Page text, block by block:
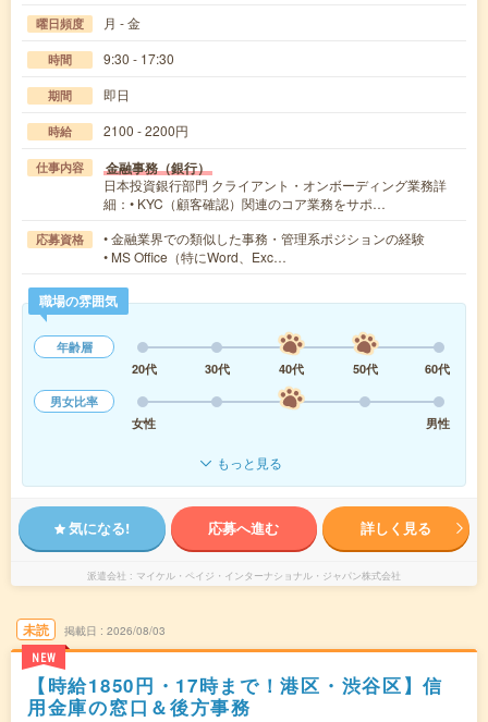
曜日頻度 月 - 金
時間 9:30 - 17:30
期間 即日
時給 2100 - 2200円
仕事内容 金融事務（銀行）
日本投資銀行部門 クライアント・オンボーディング業務詳
細：• KYC（顧客確認）関連のコア業務をサポ…
応募資格
• 金融業界での類似した事務・管理系ポジションの経験
• MS Office（特にWord、Exc…
職場の雰囲気
年齢層
20代
30代 40代 50代
60代
男女比率
女性
男性
もっと見る
気になる! 応募へ進む 詳しく見る
派遣会社 マイケル・ペイジ・インターナショナル・ジャパン株式会社
未読
NEW
掲載日 2026/08/03
【時給1850円・17時まで！港区・渋谷区】信
用金庫の窓口＆後方事務